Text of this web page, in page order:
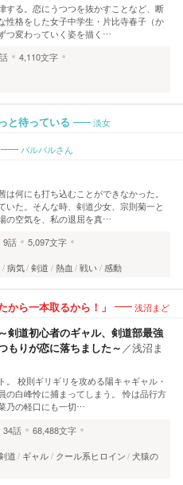
する。恋にうつつを抜かすことなど、断
格をした女子中学生・片比寺春子（か
つ変わっていく姿を描く…
4,110文字
と待っている 淡女
バルバルさん
何にも打ち込むことができなかった。
いた。そんな時、剣道少女、宗則菊一と
の空気を、私の退屈を真…
9話
5,097文字
病気 剣道 熱血 戦い 感動
ら一本取るから！」 浅沼まど
剣道初心者のギャル、剣道部最強
もりが恋に落ちました～ ／浅沼ま
。 校則ギリギリを攻める陽キャギャル・
の白峰怜に捕まってしまう。 怜は品行方
乃の軽口にも一切…
34話
68,488文字
道 ギャル クール系ヒロイン 犬猿の